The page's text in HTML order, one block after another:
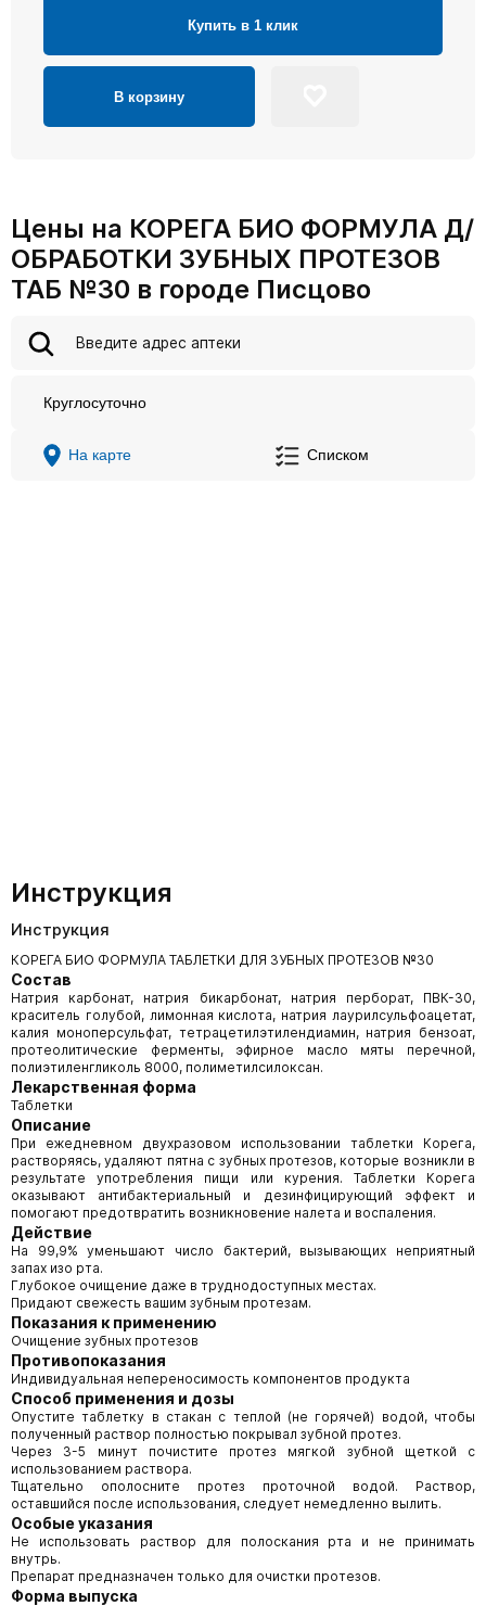
Купить в 1 клик
В корзину
Цены на КОРЕГА БИО ФОРМУЛА Д/
ОБРАБОТКИ ЗУБНЫХ ПРОТЕЗОВ
ТАБ №30 в городе Писцово
Круглосуточно
На карте Списком
Инструкция
Инструкция
КОРЕГА БИО ФОРМУЛА ТАБЛЕТКИ ДЛЯ ЗУБНЫХ ПРОТЕЗОВ №30
Состав
Натрия карбонат, натрия бикарбонат, натрия перборат, ПВК-30,
краситель голубой, лимонная кислота, натрия лаурилсульфоацетат,
калия моноперсульфат, тетрацетилэтилендиамин, натрия бензоат,
протеолитические ферменты, эфирное масло мяты перечной,
полиэтиленгликоль 8000, полиметилсилоксан.
Лекарственная форма
Таблетки
Описание
При ежедневном двухразовом использовании таблетки Корега,
растворяясь, удаляют пятна с зубных протезов, которые возникли в
результате употребления пищи или курения. Таблетки Корега
оказывают антибактериальный и дезинфицирующий эффект и
помогают предотвратить возникновение налета и воспаления.
Действие
На 99,9% уменьшают число бактерий, вызывающих неприятный
запах изо рта.
Глубокое очищение даже в труднодоступных местах.
Придают свежесть вашим зубным протезам.
Показания к применению
Очищение зубных протезов
Противопоказания
Индивидуальная непереносимость компонентов продукта
Способ применения и дозы
Опустите таблетку в стакан с теплой (не горячей) водой, чтобы
полученный раствор полностью покрывал зубной протез.
Через 3-5 минут почистите протез мягкой зубной щеткой с
использованием раствора.
Тщательно ополосните протез проточной водой. Раствор,
оставшийся после использования, следует немедленно вылить.
Особые указания
Не использовать раствор для полоскания рта и не принимать
внутрь.
Препарат предназначен только для очистки протезов.
Форма выпуска